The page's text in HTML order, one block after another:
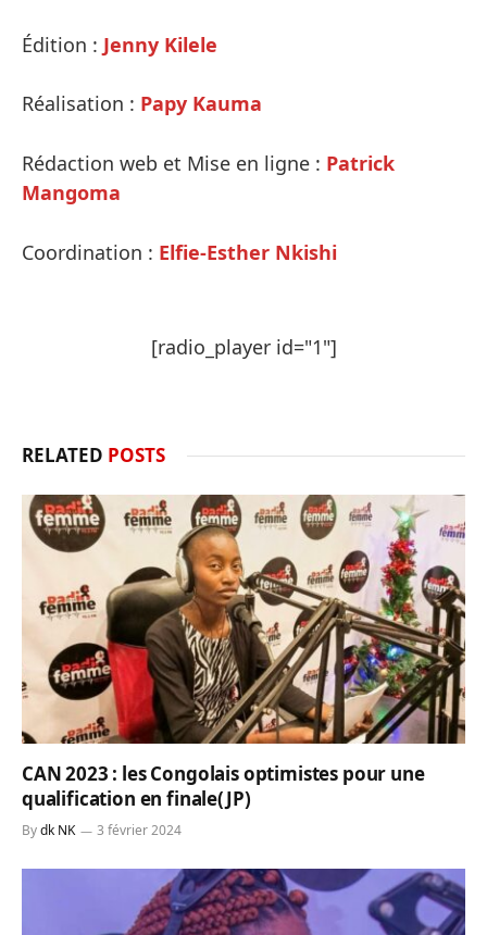
Édition : Jenny Kilele
Réalisation : Papy Kauma
Rédaction web et Mise en ligne : Patrick
Mangoma
Coordination : Elfie-Esther Nkishi
[radio_player id="1"]
RELATED POSTS
CAN 2023 : les Congolais optimistes pour une
qualification en finale(JP)
Bydk NK 3 février 2024